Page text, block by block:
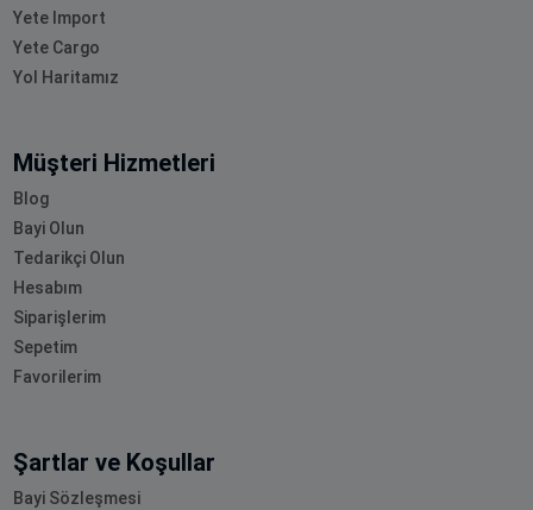
Yete Import
Yete Cargo
Yol Haritamız
Müşteri Hizmetleri
Blog
Bayi Olun
Tedarikçi Olun
Hesabım
Siparişlerim
Sepetim
Favorilerim
Şartlar ve Koşullar
Bayi Sözleşmesi